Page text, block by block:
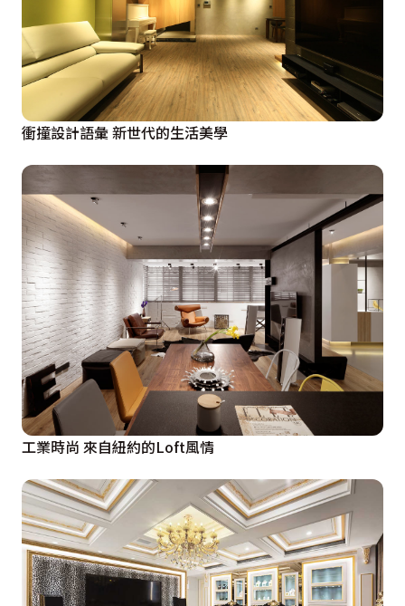
衝撞設計語彙 新世代的生活美學
工業時尚 來自紐約的Loft風情